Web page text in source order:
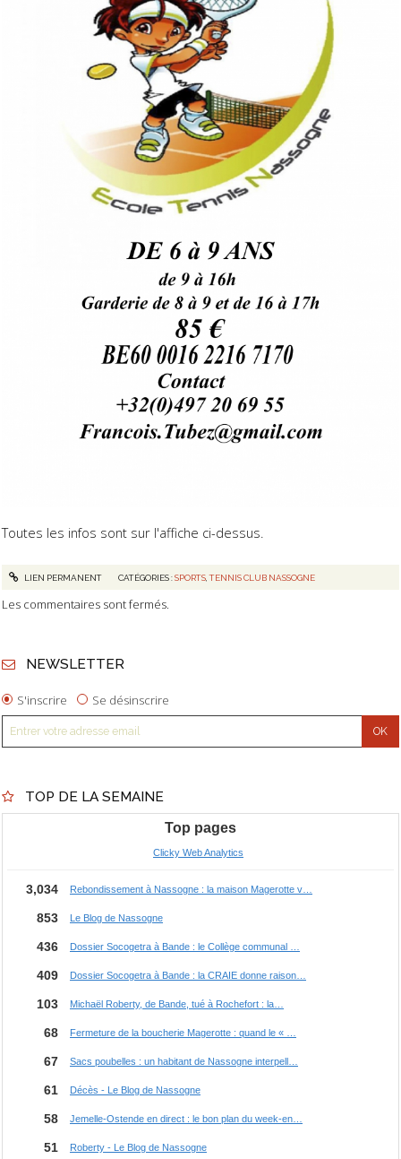
Toutes les infos sont sur l'affiche ci-dessus.
LIEN PERMANENT CATÉGORIES :SPORTS,TENNIS CLUB NASSOGNE
Les commentaires sont fermés.
NEWSLETTER
S'inscrire Se désinscrire
TOP DE LA SEMAINE